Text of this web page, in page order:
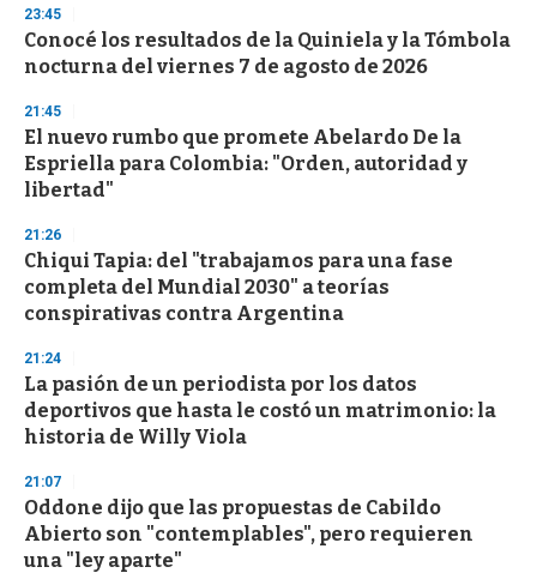
s
e
c
o
d
s
23:45
Conocé los resultados de la Quiniela y la Tómbola
nocturna del viernes 7 de agosto de 2026
21:45
El nuevo rumbo que promete Abelardo De la
Espriella para Colombia: "Orden, autoridad y
libertad"
21:26
Chiqui Tapia: del "trabajamos para una fase
completa del Mundial 2030" a teorías
conspirativas contra Argentina
21:24
La pasión de un periodista por los datos
deportivos que hasta le costó un matrimonio: la
historia de Willy Viola
21:07
Oddone dijo que las propuestas de Cabildo
Abierto son "contemplables", pero requieren
una "ley aparte"